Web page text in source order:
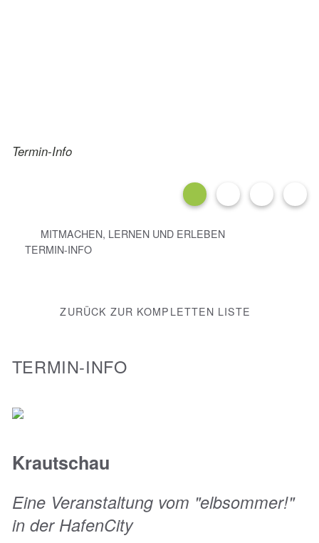
Termin-Info
MITMACHEN, LERNEN UND ERLEBEN
TERMIN-INFO
ZURÜCK ZUR KOMPLETTEN LISTE
TERMIN-INFO
Krautschau
Eine Veranstaltung vom "elbsommer!"
in der HafenCity